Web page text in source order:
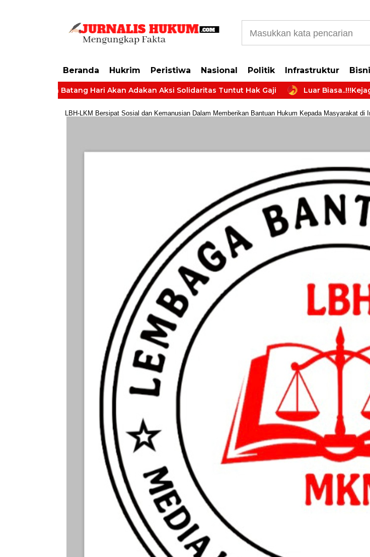
Beranda Hukrim Peristiwa Nasional Politik Infrastruktur
Batang Hari Akan Adakan Aksi Solidaritas Tuntut Hak Gaji Luar Biasa..!!!Kejagung RI
LBH-LKM Bersipat Sosial dan Kemanusian Dalam Memberikan Bantuan Hukum Kepada Masyarakat